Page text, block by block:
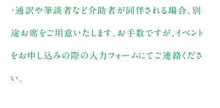
・通訳や筆談者など介助者が同伴される場合、別
途お席をご用意いたします。お手数ですが、イベント
をお申し込みの際の入力フォームにてご連絡くださ
い。